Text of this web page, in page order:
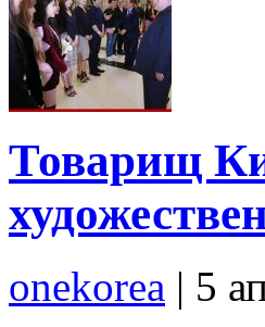
Товарищ
onekorea | 5